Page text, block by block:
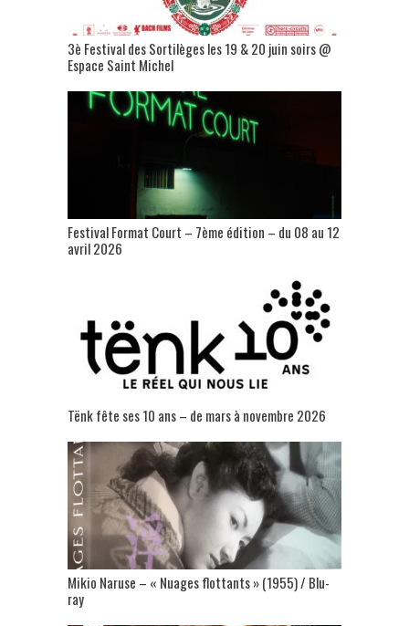
3è Festival des Sortilèges les 19 & 20 juin soirs @
Espace Saint Michel
Festival Format Court – 7ème édition – du 08 au 12
avril 2026
Tënk fête ses 10 ans – de mars à novembre 2026
Mikio Naruse – « Nuages flottants » (1955) / Blu-
ray